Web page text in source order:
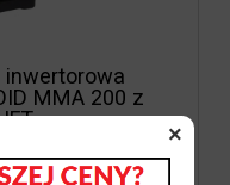
inwertorowa
MMA 200 z
×